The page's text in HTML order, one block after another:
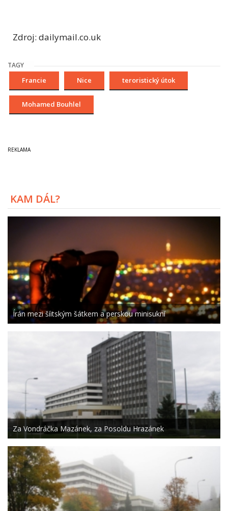
Zdroj: dailymail.co.uk
TAGY
Francie Nice teroristický útok
Mohamed Bouhlel
KAM DÁL?
Írán mezi šíitským šátkem a perskou minisukní
Za Vondráčka Mazánek, za Posoldu Hrazánek